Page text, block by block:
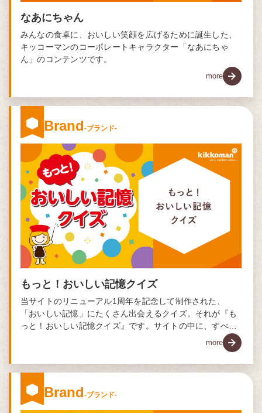
なあにちゃん
みんなの食卓に、おいしい笑顔を広げるために誕生した、
キッコーマンのコーポレートキャラクター「なあにちゃ
ん」のコンテンツです。
more
Brand-ブランド-
もっと！おいしい記憶クイズ
当サイトのリニューアル1周年を記念して制作された、
「おいしい記憶」にたくさん出会えるクイズ。それが『も
っと！おいしい記憶クイズ』です。サイトの中に、すべて
more
Brand-ブランド-